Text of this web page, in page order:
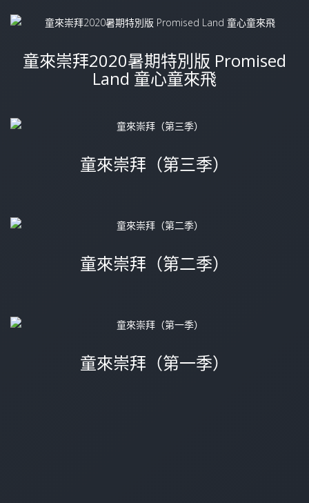
童來崇拜2020暑期特別版 Promised
Land 童心童來飛
童來崇拜（第三季）
童來崇拜（第二季）
童來崇拜（第一季）